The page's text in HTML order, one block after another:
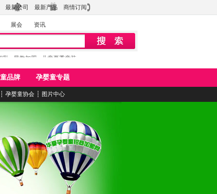
最新公司 最新产品 商情订阅
展会 资讯
乳 早教加盟 儿童夏季童装
品牌 孕婴童专题
┆ 孕婴童协会 ┆ 图片中心